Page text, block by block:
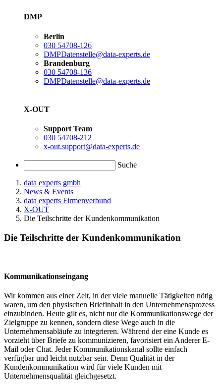
DMP
Berlin
030 54708-126
DMPDatenstelle@data-experts.de
Brandenburg
030 54708-136
DMPDatenstelle@data-experts.de
X-OUT
Support Team
030 54708-212
x-out.support@data-experts.de
Suche
data experts gmbh
News & Events
data experts Firmenverbund
X-OUT
Die Teilschritte der Kundenkommunikation
Die Teilschritte der Kundenkommunikation
Kommunikationseingang
Wir kommen aus einer Zeit, in der viele manuelle Tätigkeiten nötig
waren, um den physischen Briefinhalt in den Unternehmensprozess
einzubinden. Heute gilt es, nicht nur die Kommunikations­wege der
Zielgruppe zu kennen, sondern diese Wege auch in die
Unternehmensabläufe zu integrieren. Während der eine Kunde es
vorzieht über Briefe zu kommunizieren, favorisiert ein Anderer E-
Mail oder Chat. Jeder Kommunikationskanal sollte einfach
verfügbar und leicht nutzbar sein. Denn Qualität in der
Kundenkommunikation wird für viele Kunden mit
Unternehmensqualität gleichgesetzt.